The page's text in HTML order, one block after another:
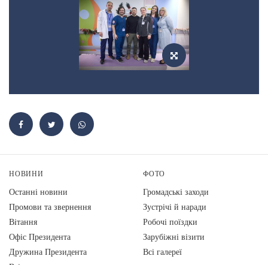
НОВИНИ
Останні новини
Промови та звернення
Вiтання
Офіс Президента
Дружина Президента
ФОТО
Громадські заходи
Зустрічі й наради
Робочі поїздки
Зарубіжні візити
Всі галереї